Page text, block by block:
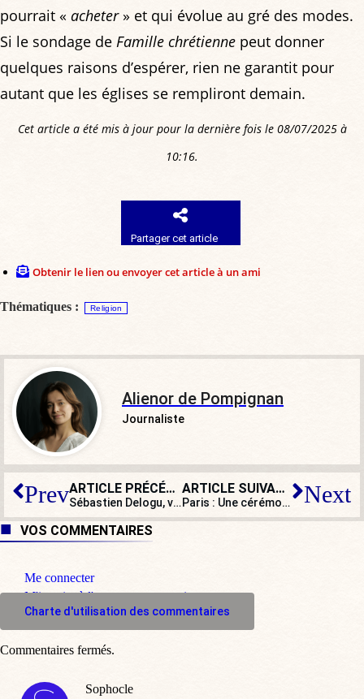
pourrait « acheter» et qui évolue au gré des modes.
Si le sondage de Famille chrétienne peut donner
quelques raisons d’espérer, rien ne garantit pour
autant que les églises se rempliront demain.
Cet article a été mis à jour pour la dernière fois le 08/07/2025 à
10:16.
Partager cet article
Obtenir le lien ou envoyer cet article à un ami
Thématiques : Religion
Alienor de Pompignan
Journaliste
Prev ARTICLE PRÉCÉDENT
Sébastien Delogu, victime des homophobes… de son propre camp
ARTICLE SUIVANT
Paris : Une cérémonie de « ré-homosexualisation » organisée par un collectif Next
VOS COMMENTAIRES
Me connecter
M'inscrire à l'espace commentaire
Charte d'utilisation des commentaires
Sophocle
Commentaires fermés.